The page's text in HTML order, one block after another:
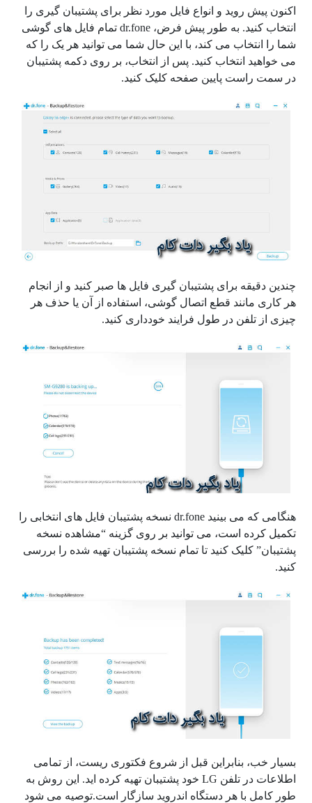
اکنون پیش روید و انواع فایل مورد نظر برای پشتیبان گیری را
انتخاب کنید. به طور پیش فرض، dr.fone تمام فایل های گوشی
شما را انتخاب می کند، با این حال شما می توانید هر یک را که
می خواهید انتخاب کنید. پس از انتخاب، بر روی دکمه پشتیبان
در سمت راست پایین صفحه کلیک کنید.
چندین دقیقه برای پشتیبان گیری فایل ها صبر کنید و از انجام
هر کاری مانند قطع اتصال گوشی، استفاده از آن یا حذف هر
چیزی از تلفن در طول فرایند خودداری کنید.
هنگامی که می بینید dr.fone نسخه پشتیبان فایل های انتخابی را
تکمیل کرده است، می توانید بر روی گزینه “مشاهده نسخه
پشتیبان” کلیک کنید تا تمام نسخه پشتیبان تهیه شده را بررسی
کنید.
بسیار خب، بنابراین قبل از شروع فکتوری ریست، از تمامی
اطلاعات در تلفن LG خود پشتیبان تهیه کرده اید. این روش به
طور کامل با هر دستگاه اندروید سازگار است.توصیه می شود